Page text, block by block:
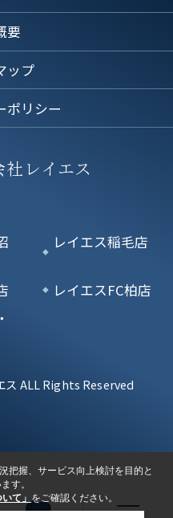
要
ップ
ポリシー
レイエス
レイエス稲毛店
レイエスFC柏店
ALL Rights Reserved
把握、サービス向上検討を目的と
す。
て」 をご確認ください。